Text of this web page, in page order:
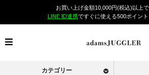
お買い上げ金額10,000円(税込)以上
LINE ID連携ですぐに使える500ポイン
カテゴリー